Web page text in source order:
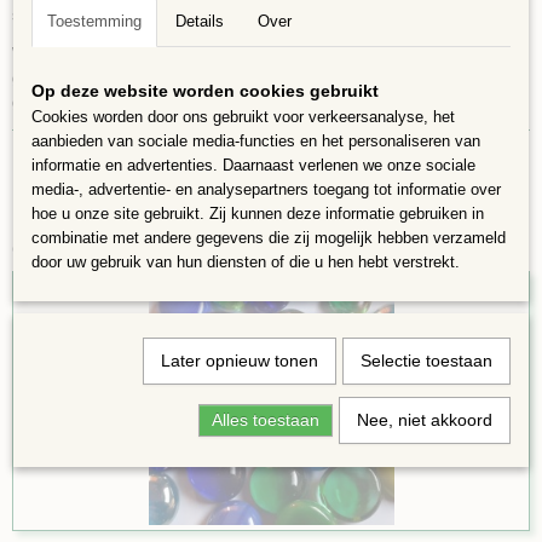
straling.
Wordt de vorst te streng, advies het object binnen halen. De mix is
gedeeltelijk transparant en ondoorzichtig. Prima te
gebruiken in Mozaïekwerkstukken en decoratie stukken.
Ook interessant
Toestemming Details Over
Op deze website worden cookies gebruikt
Cookies worden door ons gebruikt voor verkeersanalyse, het
aanbieden van sociale media-functies en het personaliseren van
informatie en advertenties. Daarnaast verlenen we onze sociale
media-, advertentie- en analysepartners toegang tot informatie over
hoe u onze site gebruikt. Zij kunnen deze informatie gebruiken in
combinatie met andere gegevens die zij mogelijk hebben verzameld
door uw gebruik van hun diensten of die u hen hebt verstrekt.
Later opnieuw tonen Selectie toestaan
Alles toestaan Nee, niet akkoord